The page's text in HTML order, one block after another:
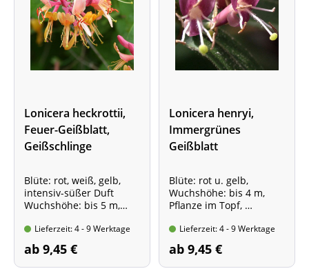
Lonicera heckrottii,
Feuer-Geißblatt,
Geißschlinge
Blüte: rot, weiß, gelb,
intensiv-süßer Duft
Wuchshöhe: bis 5 m,
mind. 2 Triebe, 60-100
cm hoch
Lieferzeit: 4 - 9 Werktage
ab 9,45 €
Lonicera henryi,
Immergrünes
Geißblatt
Blüte: rot u. gelb,
Wuchshöhe: bis 4 m,
Pflanze im Topf,
cm hoch
Lieferzeit: 4 - 9 Werktage
ab 9,45 €